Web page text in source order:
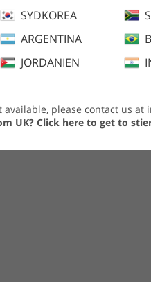
SYDKOREA
ARGENTINA
JORDANIEN
please contact us at
UK? Click here to get to
och lagren under. Ett vatten-
kan du och din häst